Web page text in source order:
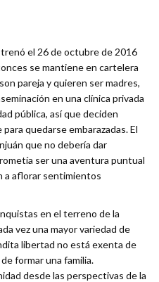
el 26 de octubre de 2016
se mantiene en cartelera
pareja y quieren ser madres,
en una clínica privada
pública, así que deciden
quedarse embarazadas. El
que no debería dar
ser una aventura puntual
a aflorar sentimientos
en el terreno de la
vez una mayor variedad de
libertad no está exenta de
formar una familia.
desde las perspectivas de la